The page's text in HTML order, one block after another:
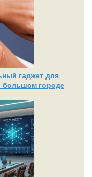
гаджет для
большом городе